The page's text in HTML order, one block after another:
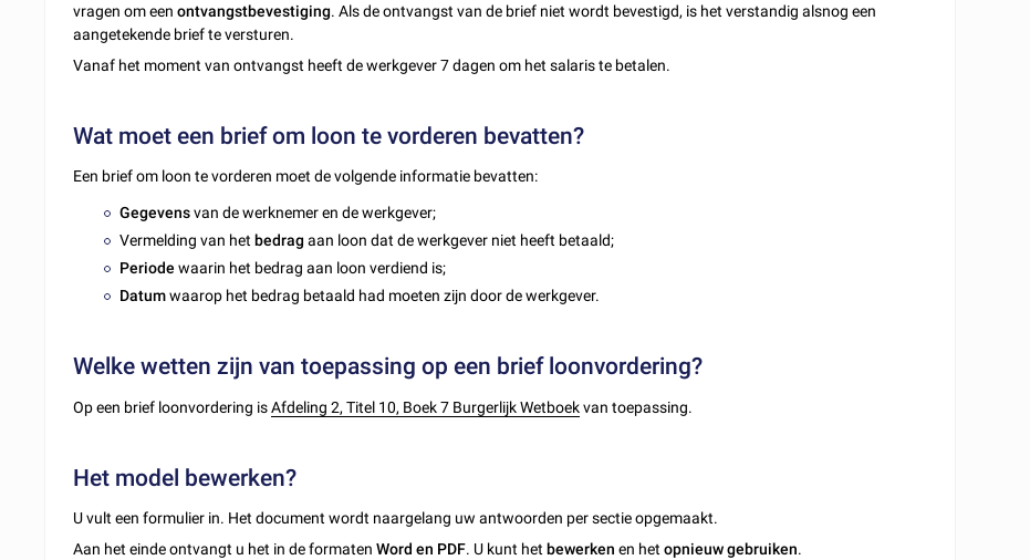
vragen om eenontvangstbevestiging. Als de ontvangst van de brief niet wordt bevestigd, is het verstandig alsnog een
aangetekende brief te versturen.
Vanaf het moment van ontvangst heeft de werkgever 7 dagen om het salaris te betalen.
Wat moet een brief om loon te vorderen bevatten?
Een brief om loon te vorderen moet de volgende informatie bevatten:
Gegevensvan de werknemer en de werkgever;
Vermelding van het bedragaan loon dat de werkgever niet heeft betaald;
Periodewaarin het bedrag aan loon verdiend is;
Datumwaarop het bedrag betaald had moeten zijn door de werkgever.
Welke wetten zijn van toepassing op een brief loonvordering?
Op een brief loonvordering isAfdeling 2, Titel 10, Boek 7 Burgerlijk Wetboekvan toepassing.
Het model bewerken?
U vult een formulier in. Het document wordt naargelang uw antwoorden per sectie opgemaakt.
Aan het einde ontvangt u het in de formatenWord en PDF. U kunt het bewerken en hetopnieuw gebruiken.